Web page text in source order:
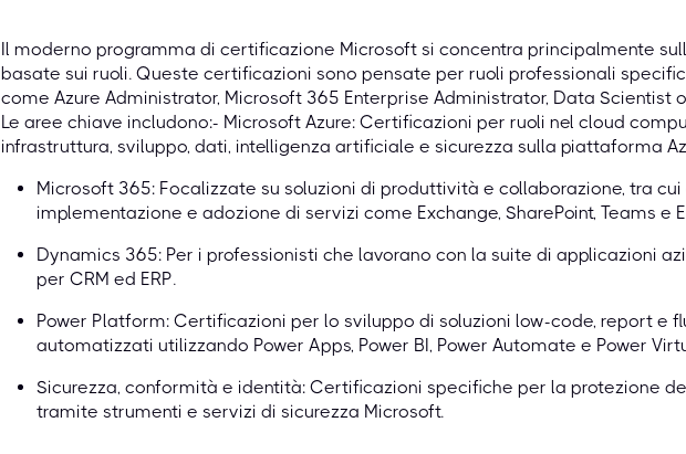
Il moderno programma di certificazione Microsoft si concentra principalmente
basate sui ruoli. Queste certificazioni sono pensate per ruoli professionali
come Azure Administrator, Microsoft 365 Enterprise Administrator, Data Scientist
Le aree chiave includono:- Microsoft Azure: Certificazioni per ruoli nel cloud
infrastruttura, sviluppo, dati, intelligenza artificiale e sicurezza sulla piattaforma
Microsoft 365: Focalizzate su soluzioni di produttività e collaborazione, tra
implementazione e adozione di servizi come Exchange, SharePoint, Teams e
Dynamics 365: Per i professionisti che lavorano con la suite di applicazioni
per CRM ed ERP.
Power Platform: Certificazioni per lo sviluppo di soluzioni low-code, report e
automatizzati utilizzando Power Apps, Power BI, Power Automate e Power
Sicurezza, conformità e identità: Certificazioni specifiche per la protezione
tramite strumenti e servizi di sicurezza Microsoft.